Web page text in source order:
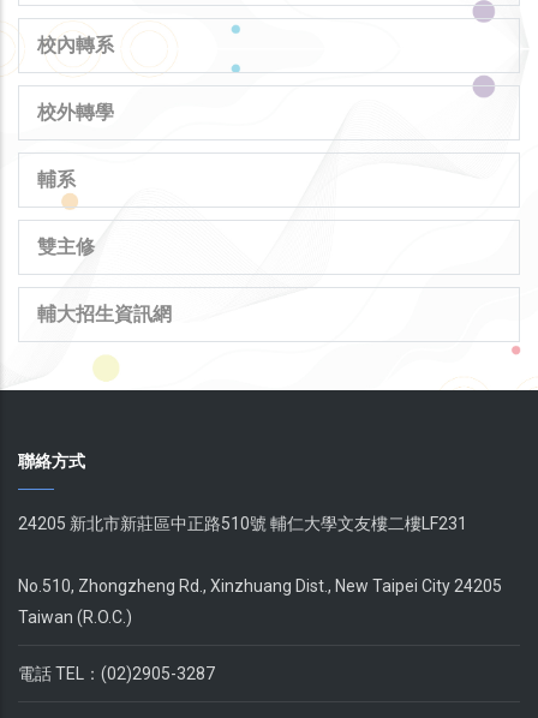
校內轉系
校外轉學
輔系
雙主修
輔大招生資訊網
聯絡方式
24205 新北市新莊區中正路510號 輔仁大學文友樓二樓LF231
No.510, Zhongzheng Rd., Xinzhuang Dist., New Taipei City 24205
Taiwan (R.O.C.)
電話 TEL：(02)2905-3287